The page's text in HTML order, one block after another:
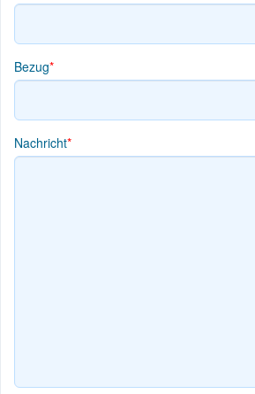
Bezug*
Nachricht*